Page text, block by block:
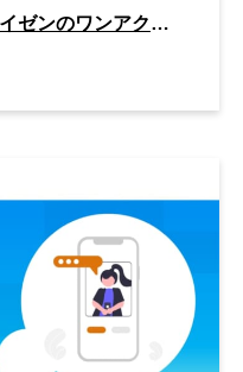
ゼンのワンアクシ